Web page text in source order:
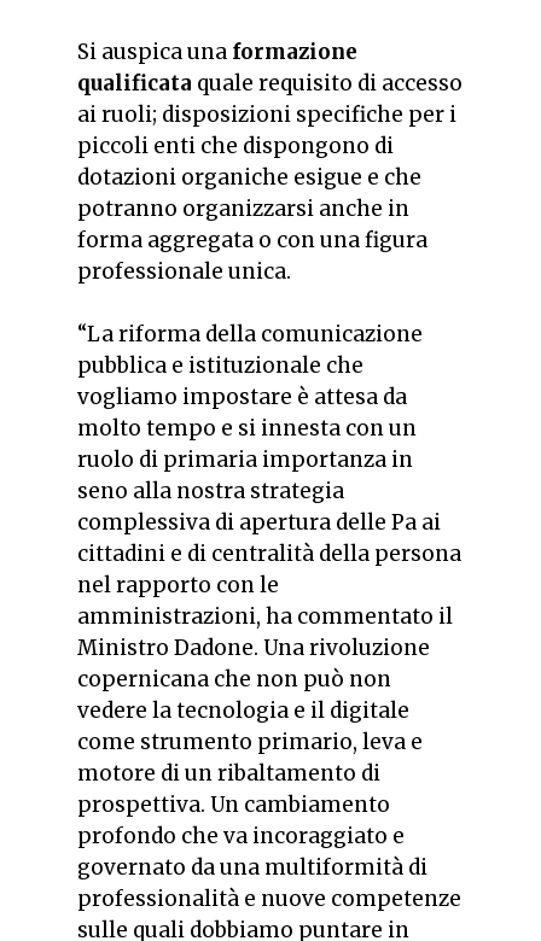
Si auspica una formazione
qualificata quale requisito di accesso
ai ruoli; disposizioni specifiche per i
piccoli enti che dispongono di
dotazioni organiche esigue e che
potranno organizzarsi anche in
forma aggregata o con una figura
professionale unica.
“La riforma della comunicazione
pubblica e istituzionale che
vogliamo impostare è attesa da
molto tempo e si innesta con un
ruolo di primaria importanza in
seno alla nostra strategia
complessiva di apertura delle Pa ai
cittadini e di centralità della persona
nel rapporto con le
amministrazioni, ha commentato il
Ministro Dadone. Una rivoluzione
copernicana che non può non
vedere la tecnologia e il digitale
come strumento primario, leva e
motore di un ribaltamento di
prospettiva. Un cambiamento
profondo che va incoraggiato e
governato da una multiformità di
professionalità e nuove competenze
sulle quali dobbiamo puntare in